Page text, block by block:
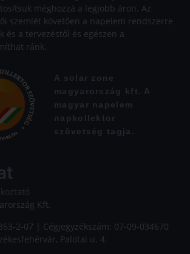
méghozzá a legjobb áron. Az
szemlét követően a napelem rendszerre
és a tervezéstől és egészen a
ránk.
A solar zone
magyarország kft. A
magyar napelem
napkollektor
szövetség tagja.
Kft.
2-07 | Cégjegyzékszám: 07-09-034670
Palotai u. 4.